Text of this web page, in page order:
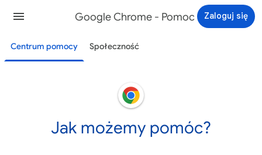
Google Chrome - Pomoc Zaloguj się
Centrum pomocy Społeczność
Jak możemy pomóc?